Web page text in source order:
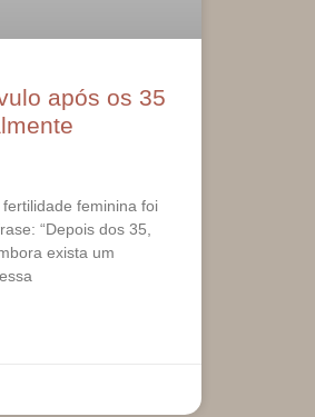
após os 35
feminina foi
“Depois dos 35,
exista um